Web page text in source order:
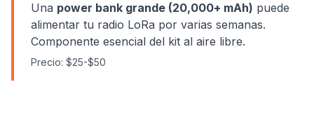
Una power bank grande (20,000+ mAh) puede
alimentar tu radio LoRa por varias semanas.
Componente esencial del kit al aire libre.
Precio: $25-$50